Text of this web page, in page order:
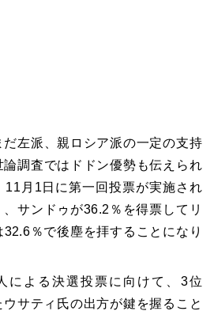
左派、親ロシア派の一定の支持
調査ではドドン優勢も伝えられ
11 月 1 日に第一回投票が実施され
、サンドゥが36.2 ％を得票してリ
32.6 ％で後塵を拝することになり
による決選投票に向けて、 3位
ウサティ氏の出方が鍵を握ること